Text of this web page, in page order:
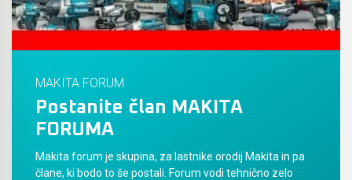
MAKITA FORUM
Postanite član MAKITA
FORUMA
Makita forum je skupina, za lastnike orodij Makita in pa
člane, ki bodo to še postali. Forum vodi tehnično zelo